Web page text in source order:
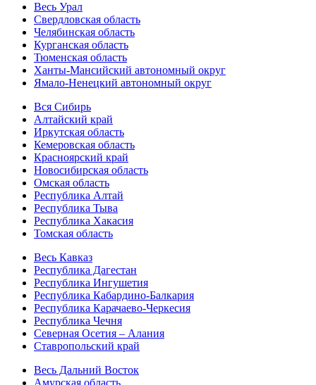
Весь Урал
Свердловская область
Челябинская область
Курганская область
Тюменская область
Ханты-Мансийский автономный округ
Ямало-Ненецкий автономный округ
Вся Сибирь
Алтайский край
Иркутская область
Кемеровская область
Красноярский край
Новосибирская область
Омская область
Республика Алтай
Республика Тыва
Республика Хакасия
Томская область
Весь Кавказ
Республика Дагестан
Республика Ингушетия
Республика Кабардино-Балкария
Республика Карачаево-Черкесия
Республика Чечня
Северная Осетия – Алания
Ставропольский край
Весь Дальний Восток
Амурская область